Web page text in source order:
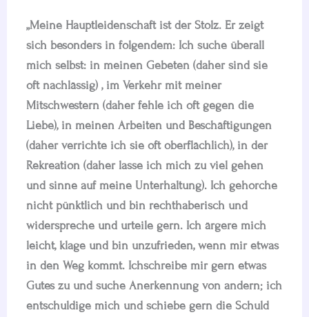
„Meine Hauptleidenschaft ist der Stolz. Er zeigt
sich besonders in folgendem: Ich suche überall
mich selbst: in meinen Gebeten (daher sind sie
oft nachlässig) , im Verkehr mit meiner
Mitschwestern (daher fehle ich oft gegen die
Liebe), in meinen Arbeiten und Beschäftigungen
(daher verrichte ich sie oft oberflächlich), in der
Rekreation (daher lasse ich mich zu viel gehen
und sinne auf meine Unterhaltung). Ich gehorche
nicht pünktlich und bin rechthaberisch und
widerspreche und urteile gern. Ich ärgere mich
leicht, klage und bin unzufrieden, wenn mir etwas
in den Weg kommt. Ichschreibe mir gern etwas
Gutes zu und suche Anerkennung von andern; ich
entschuldige mich und schiebe gern die Schuld